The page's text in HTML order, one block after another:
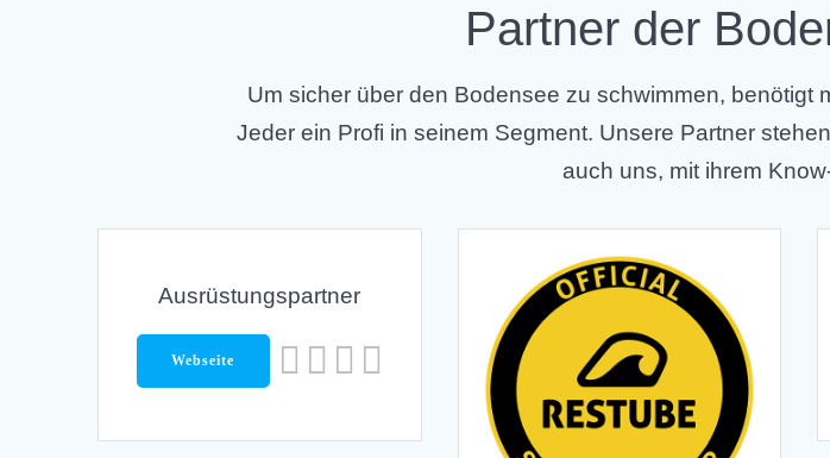
Partner der
Um sicher über den Bodensee zu schwimmen, benötigt
Jeder ein Profi in seinem Segment. Unsere Partner
auch uns, mit ihrem
Ausrüstungspartner
Webseite